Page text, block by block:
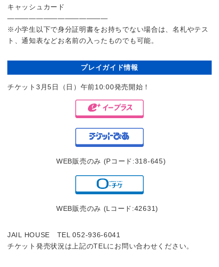
キャッシュカード
——————————————
※小学生以下で身分証明書をお持ちでない場合は、名札やテス
ト、通知表などお名前の入ったものでも可能。
プレイガイド情報
チケット3月5日（日）午前10:00発売開始！
WEB販売のみ (Pコード:318-645)
WEB販売のみ (Lコード:42631)
JAIL HOUSE TEL 052-936-6041
チケット発売状況は上記のTELにお問い合わせください。